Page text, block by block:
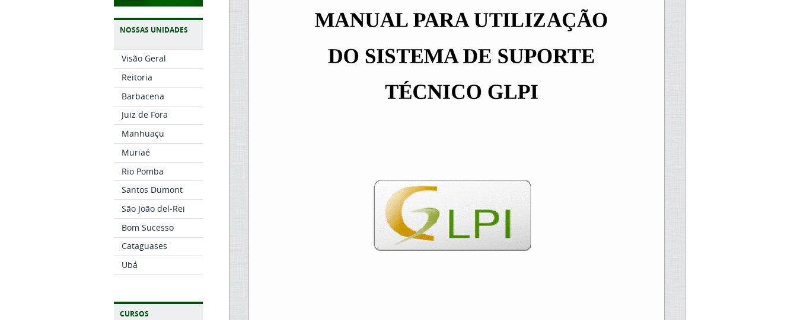
NOSSAS UNIDADES
Visão Geral
Reitoria
Barbacena
Juiz de Fora
Manhuaçu
Muriaé
Rio Pomba
Santos Dumont
São João del-Rei
Bom Sucesso
Cataguases
Ubá
CURSOS